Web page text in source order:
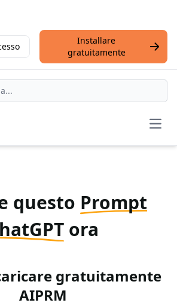
Installare
gratuitamente
questo Prompt
ora
gratuitamente
AIPRM